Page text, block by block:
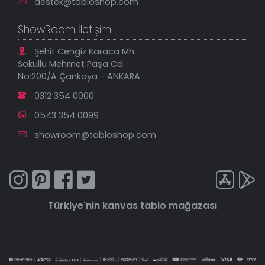
ShowRoom İletişim
Şehit Cengiz Karaca Mh.
Sokullu Mehmet Paşa Cd.
No:200/A Çankaya - ANKARA
0312 354 0000
0543 354 0099
showroom@tabloshop.com
Türkiye'nin kanvas tablo mağazası